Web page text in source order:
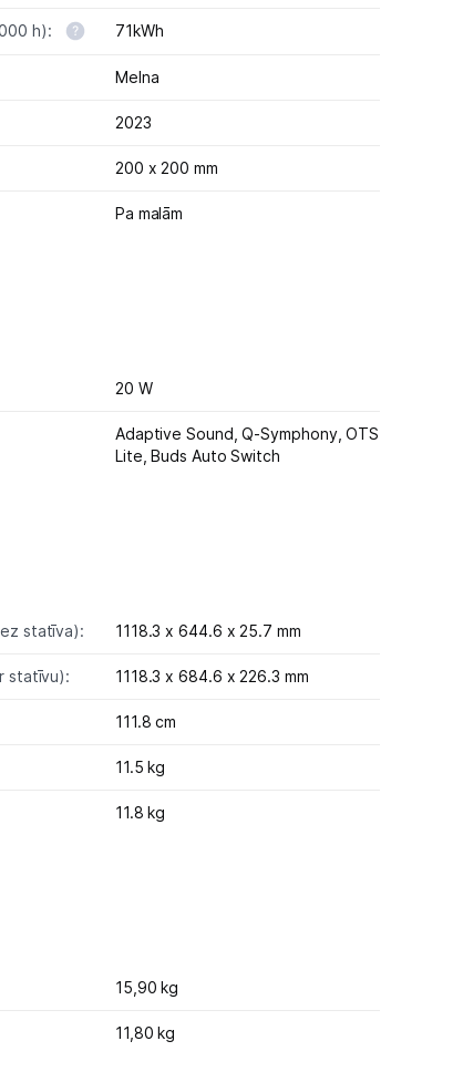
h): 71kWh
Melna
2023
200 x 200 mm
Pa malām
20 W
Adaptive Sound,Q-Symphony,OTS
Lite,Buds Auto Switch
statīva): 1118.3 x 644.6 x 25.7 mm
statīvu): 1118.3 x 684.6 x 226.3 mm
111.8 cm
11.5 kg
11.8 kg
15,90 kg
11,80 kg